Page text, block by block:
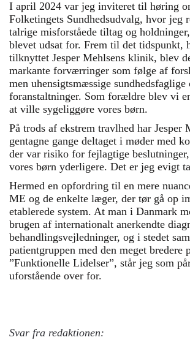
I april 2024 var jeg inviteret til høring
Folketingets Sundhedsudvalg, hvor jeg
talrige misforståede tiltag og
blevet udsat for. Frem til det tidspunkt,
tilknyttet Jesper Mehlsens klinik, blev
markante forværringer som følge af
men uhensigtsmæssige
foranstaltninger. Som forældre blev vi
at ville sygeliggøre vores børn.
På trods af ekstrem travlhed har Jesper
gentagne gange deltaget i møder med
der var risiko for fejlagtige
vores børn yderligere. Det er jeg evigt
Hermed en opfordring til en mere
ME og de enkelte læger, der tør gå op
etablerede system. At man i Danmark
brugen af internationalt anerkendte
behandlingsvejledninger, og i stedet
patientgruppen med den meget bredere
”Funktionelle Lidelser”, står jeg som
uforstående over for.
Svar fra redaktionen: